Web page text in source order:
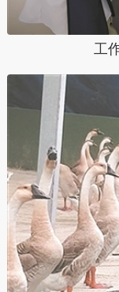
工作